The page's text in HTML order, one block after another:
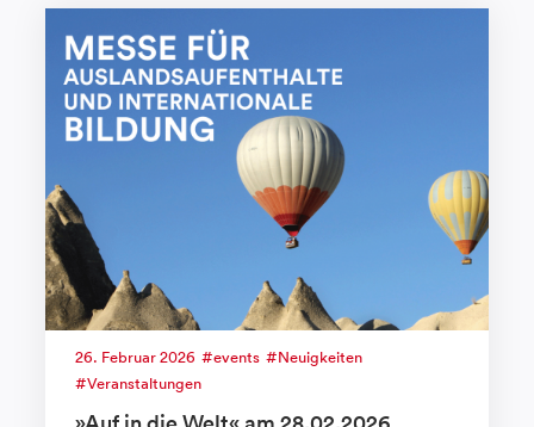
26. Februar 2026 events
Neuigkeiten
Veranstaltungen